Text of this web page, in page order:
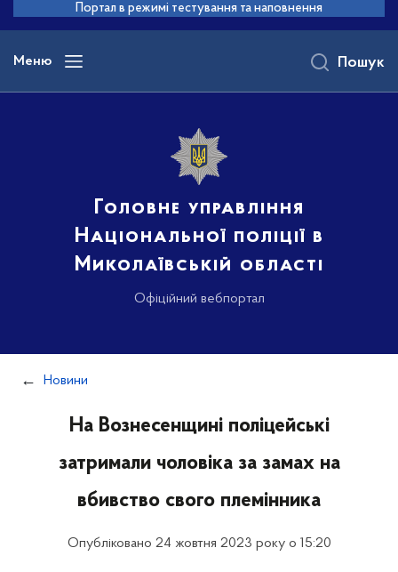
основного
вмісту
Портал в режимі тестування та наповнення
Меню
Головне управління
Національної поліції в
Миколаївській області
Офіційний вебпортал
Пошук
Новини
На Вознесенщині поліцейські
затримали чоловіка за замах на
вбивство свого племінника
Опубліковано 24 жовтня 2023 року о 15:20